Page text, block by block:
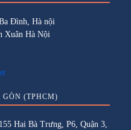
Đình, Hà nội
Xuân Hà Nội
(TPHCM)
Hai Bà Trưng, P6, Quận 3,